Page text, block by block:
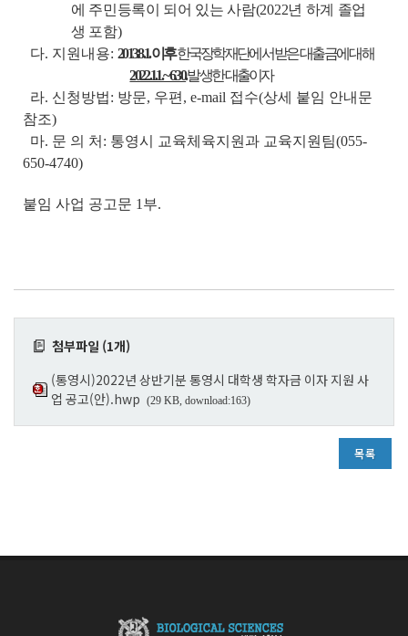
에 주민등록이 되어 있는 사람(2022년 하계 졸업
생 포함)
다. 지원내용: 2013.8.1. 이후한국장학재단에서 받은 대출금에 대해
2022.1.1. ~ 6.30.발생한 대출이자
라. 신청방법: 방문, 우편, e-mail 접수(상세 붙임 안내문
참조)
마. 문 의 처: 통영시 교육체육지원과 교육지원팀(055-
650-4740)
붙임 사업 공고문 1부.
첨부파일 (1개)
(통영시)2022년 상반기분 통영시 대학생 학자금 이자 지원 사
업 공고(안).hwp (29 KB, download:163)
목록